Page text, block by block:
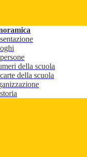
della scuola
della scuola